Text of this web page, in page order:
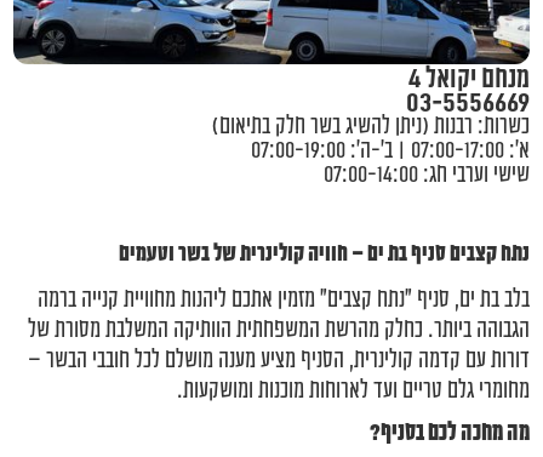
מנחם יקואל 4
03-5556669
כשרות: רבנות (ניתן להשיג בשר חלק בתיאום)
א’: 07:00-17:00 | ב’-ה’: 07:00-19:00
שישי וערבי חג: 07:00-14:00
נתח קצבים סניף בת ים – חוויה קולינרית של בשר וטעמים
בלב בת ים, סניף "נתח קצבים" מזמין אתכם ליהנות מחוויית קנייה ברמה
הגבוהה ביותר. כחלק מהרשת המשפחתית הוותיקה המשלבת מסורת של
דורות עם קדמה קולינרית, הסניף מציע מענה מושלם לכל חובבי הבשר –
מחומרי גלם טריים ועד לארוחות מוכנות ומושקעות.
מה מחכה לכם בסניף?